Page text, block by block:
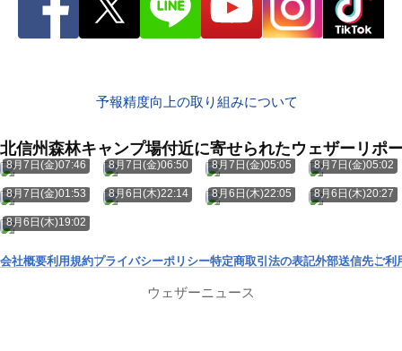
予報精度向上の取り組みについて
北信州森林キャンプ場付近に寄せられたウェザーリポ
8月7日(金)07:46 8月7日(金)06:50 8月7日(金)05:05 8月7日(金)05:02
8月7日(金)01:53 8月6日(木)22:14 8月6日(木)22:05 8月6日(木)20:27
8月6日(木)19:02
会社概要利用規約プライバシーポリシー特定商取引法の表記外部送信先ご利
ウェザーニュース